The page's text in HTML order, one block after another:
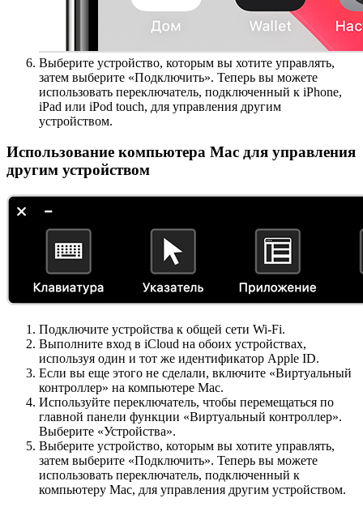
Выберите устройство, которым вы хотите управлять,
затем выберите «Подключить». Теперь вы можете
использовать переключатель, подключенный к iPhone,
iPad или iPod touch, для управления другим
устройством.
Использование компьютера Mac для управления
другим устройством
Подключите устройства к общей сети Wi-Fi.
Выполните вход в iCloud на обоих устройствах,
используя один и тот же идентификатор Apple ID.
Если вы еще этого не сделали, включите «Виртуальный
контроллер» на компьютере Mac.
Используйте переключатель, чтобы перемещаться по
главной панели функции «Виртуальный контроллер».
Выберите «Устройства».
Выберите устройство, которым вы хотите управлять,
затем выберите «Подключить». Теперь вы можете
использовать переключатель, подключенный к
компьютеру Mac, для управления другим устройством.